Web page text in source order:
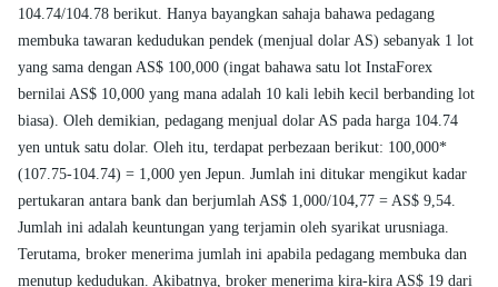
104.74/104.78 berikut. Hanya bayangkan sahaja bahawa pedagang
membuka tawaran kedudukan pendek (menjual dolar AS) sebanyak 1 lot
yang sama dengan AS$ 100,000 (ingat bahawa satu lot InstaForex
bernilai AS$ 10,000 yang mana adalah 10 kali lebih kecil berbanding lot
biasa). Oleh demikian, pedagang menjual dolar AS pada harga 104.74
yen untuk satu dolar. Oleh itu, terdapat perbezaan berikut: 100,000*
(107.75-104.74) = 1,000 yen Jepun. Jumlah ini ditukar mengikut kadar
pertukaran antara bank dan berjumlah AS$ 1,000/104,77 = AS$ 9,54.
Jumlah ini adalah keuntungan yang terjamin oleh syarikat urusniaga.
Terutama, broker menerima jumlah ini apabila pedagang membuka dan
menutup kedudukan. Akibatnya, broker menerima kira-kira AS$ 19 dari